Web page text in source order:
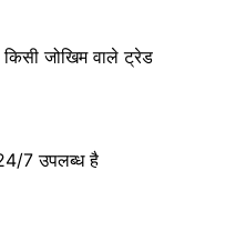
जोखिम वाले ट्रेड
7 उपलब्ध है